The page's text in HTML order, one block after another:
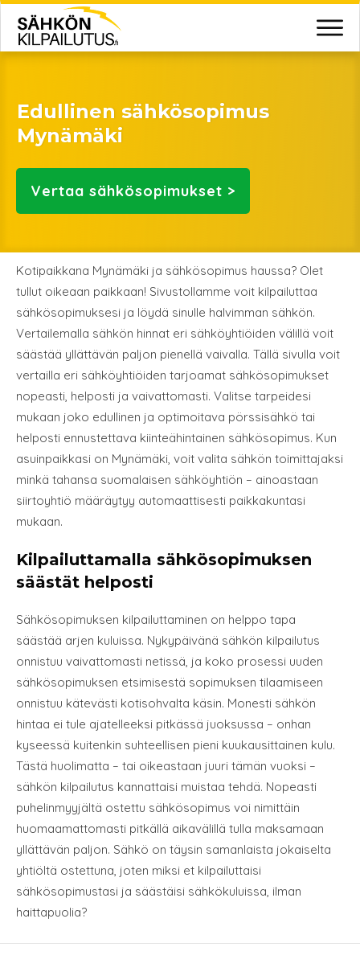
Edullinen sähkösopimus
Mynämäki
Vertaa sähkösopimukset >
Kotipaikkana Mynämäki ja sähkösopimus haussa? Olet
tullut oikeaan paikkaan! Sivustollamme voit kilpailuttaa
sähkösopimuksesi ja löydä sinulle halvimman sähkön.
Vertailemalla sähkön hinnat eri sähköyhtiöiden välillä voit
säästää yllättävän paljon pienellä vaivalla. Tällä sivulla voit
vertailla eri sähköyhtiöiden tarjoamat sähkösopimukset
nopeasti, helposti ja vaivattomasti. Valitse tarpeidesi
mukaan joko edullinen ja optimoitava pörssisähkö tai
helposti ennustettava kiinteähintainen sähkösopimus. Kun
asuinpaikkasi on Mynämäki, voit valita sähkön toimittajaksi
minkä tahansa suomalaisen sähköyhtiön – ainoastaan
siirtoyhtiö määräytyy automaattisesti paikkakuntasi
mukaan.
Kilpailuttamalla sähkösopimuksen
säästät helposti
Sähkösopimuksen kilpailuttaminen on helppo tapa
säästää arjen kuluissa. Nykypäivänä sähkön kilpailutus
onnistuu vaivattomasti netissä, ja koko prosessi uuden
sähkösopimuksen etsimisestä sopimuksen tilaamiseen
onnistuu kätevästi kotisohvalta käsin. Monesti sähkön
hintaa ei tule ajatelleeksi pitkässä juoksussa – onhan
kyseessä kuitenkin suhteellisen pieni kuukausittainen kulu.
Tästä huolimatta – tai oikeastaan juuri tämän vuoksi –
sähkön kilpailutus kannattaisi muistaa tehdä. Nopeasti
puhelinmyyjältä ostettu sähkösopimus voi nimittäin
huomaamattomasti pitkällä aikavälillä tulla maksamaan
yllättävän paljon. Sähkö on täysin samanlaista jokaiselta
yhtiöltä ostettuna, joten miksi et kilpailuttaisi
sähkösopimustasi ja säästäisi sähkökuluissa, ilman
haittapuolia?